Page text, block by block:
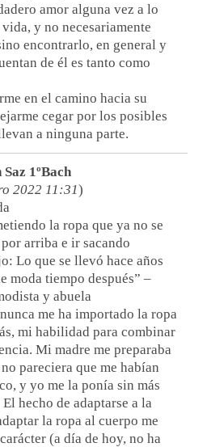
amor alguna vez a lo
y no necesariamente
encontrarlo, en general y
de él es tanto como
en el camino hacia su
cegar por los posibles
a ninguna parte.
1ºBach
2022 11:31)
la ropa que ya no se
arriba e ir sacando
Lo que se llevó hace años
moda tiempo después” –
y abuela
me ha importado la ropa
mi habilidad para combinar
Mi madre me preparaba
pareciera que me habían
y yo me la ponía sin más
hecho de adaptarse a la
la ropa al cuerpo me
(a día de hoy, no ha